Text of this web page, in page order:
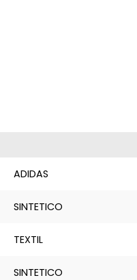
ADIDAS
SINTETICO
TEXTIL
SINTETICO